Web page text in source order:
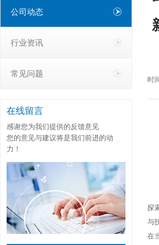
公司动态
行业资讯
常见问题
在线留言
感谢您为我们提供的反馈意见
您的意见与建议将是我们前进的动
力！
时
探
与
在